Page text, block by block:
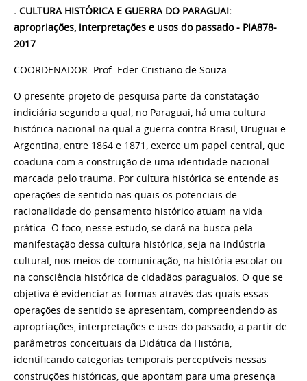
. CULTURA HISTÓRICA E GUERRA DO PARAGUAI:
apropriações, interpretações e usos do passado - PIA878-
2017
COORDENADOR: Prof. Eder Cristiano de Souza
O presente projeto de pesquisa parte da constatação
indiciária segundo a qual, no Paraguai, há uma cultura
histórica nacional na qual a guerra contra Brasil, Uruguai e
Argentina, entre 1864 e 1871, exerce um papel central, que
coaduna com a construção de uma identidade nacional
marcada pelo trauma. Por cultura histórica se entende as
operações de sentido nas quais os potenciais de
racionalidade do pensamento histórico atuam na vida
prática. O foco, nesse estudo, se dará na busca pela
manifestação dessa cultura histórica, seja na indústria
cultural, nos meios de comunicação, na história escolar ou
na consciência histórica de cidadãos paraguaios. O que se
objetiva é evidenciar as formas através das quais essas
operações de sentido se apresentam, compreendendo as
apropriações, interpretações e usos do passado, a partir de
parâmetros conceituais da Didática da História,
identificando categorias temporais perceptíveis nessas
construções históricas, que apontam para uma presença